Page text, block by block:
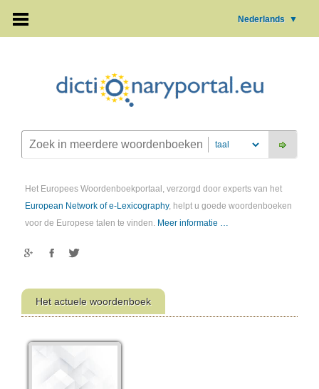
Nederlands ▼
Het Europees Woordenboekportaal, verzorgd door experts van het
European Network of e-Lexicography, helpt u goede woordenboeken
voor de Europese talen te vinden. Meer informatie …
Het actuele woordenboek